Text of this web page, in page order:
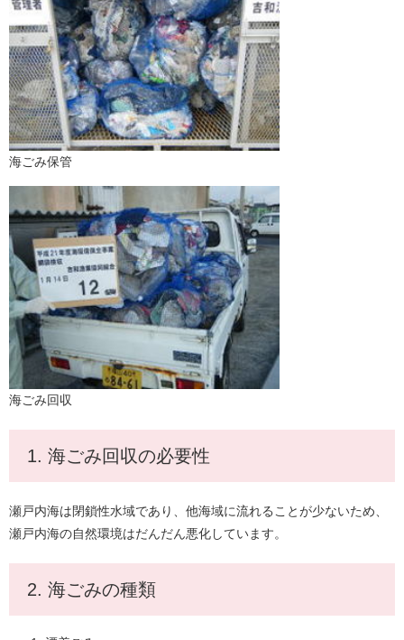
海ごみ保管
海ごみ回収
1. 海ごみ回収の必要性
瀬戸内海は閉鎖性水域であり、他海域に流れることが少ないため、
瀬戸内海の自然環境はだんだん悪化しています。
2. 海ごみの種類